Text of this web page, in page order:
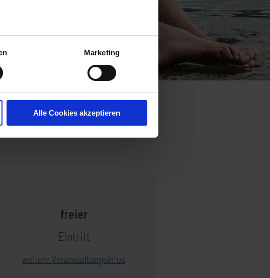
Marketing
Alle Cookies akzeptieren
freier
Eintritt
weitere Veranstaltungsinfos